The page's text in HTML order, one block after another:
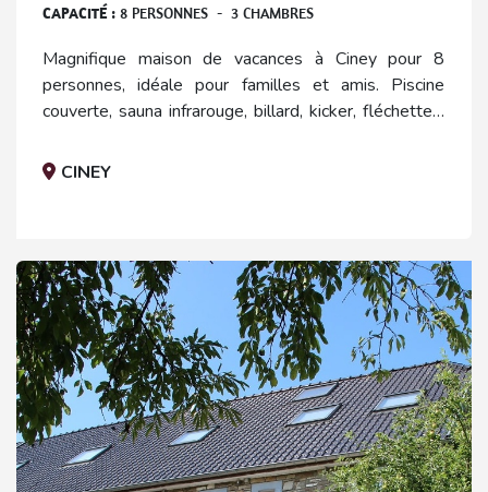
CAPACITÉ : 8 PERSONNES - 3 CHAMBRES
Magnifique maison de vacances à Ciney pour 8
personnes, idéale pour familles et amis. Piscine
couverte, sauna infrarouge, billard, kicker, fléchettes,
amusement
CINEY